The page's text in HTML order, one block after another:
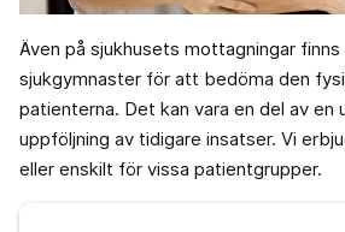
Även på sjukhusets mottagningar
sjukgymnaster för att bedöma den
patienterna. Det kan vara en del av en
uppföljning av tidigare insatser. Vi
eller enskilt för vissa patientgrupper.